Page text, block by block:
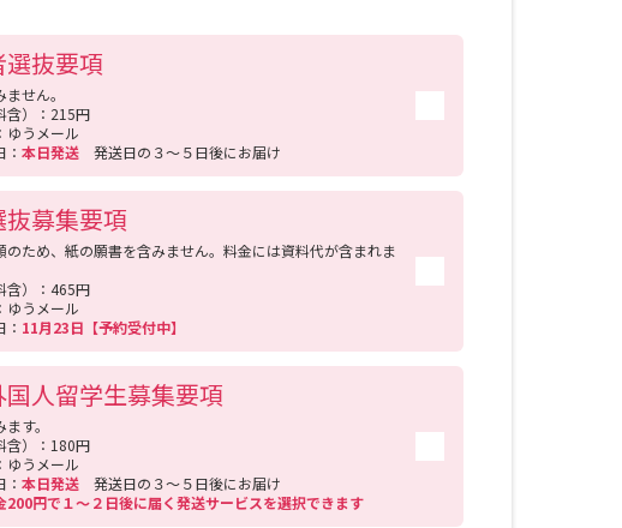
科であることを
本学教員数で割
のために前向き
ルに所属してい
す。 ◇時間を有
ースの学生は昼
ア活動を行い，
生宿舎があり，
アドバイザーが
企業・公務員就
す。 ≪学費は？
，授業料免除の
入試情報は？≫ ◇
験情報＞過去の
談を実施してい
仲間とともに成
抜要項
せん。
含）：215円
ゆうメール
本日発送 発送日の３～５日後にお届け
募集要項
のため、紙の願書を含みません。料金には資料代が含まれま
含）：465円
ゆうメール
11月23日【予約受付中】
人留学生募集要項
す。
含）：180円
ゆうメール
本日発送 発送日の３～５日後にお届け
円で１～２日後に届く発送サービスを選択できます